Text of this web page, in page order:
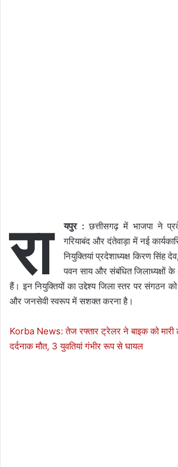
रा यपुर :छत्तीसगढ़ में भाजपा ने
गरियाबंद और दंतेवाड़ा में नई
नियुक्तियां प्रदेशाध्यक्ष किरण सिंह
पवन साय और संबंधित जिलाध्यक्षों
हैं। इन नियुक्तियों का उद्देश्य जिला स्तर पर संगठन
और जनसेवी स्वरूप में सशक्त करना है।
Korba News: तेज रफ्तार ट्रेलर ने बाइक को
दर्दनाक मौत, 3 युवतियां गंभीर रूप से घायल